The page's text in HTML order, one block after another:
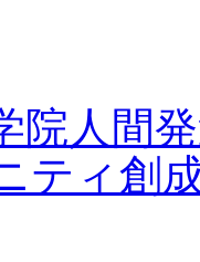
院人間
ティ創